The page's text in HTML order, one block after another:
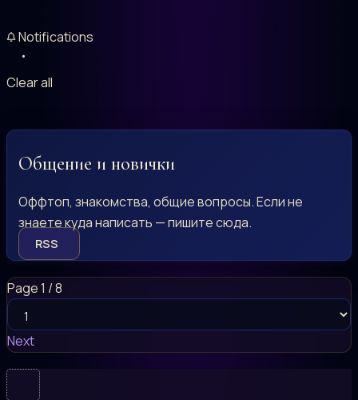
Notifications
Clear all
Общение и новички
Оффтоп, знакомства, общие вопросы. Если не
знаете куда написать — пишите сюда.
RSS
Page 1 / 8
Next